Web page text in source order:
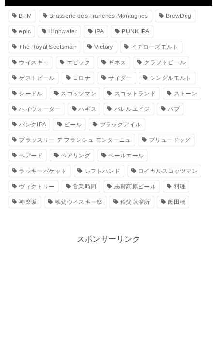
BFM Brasserie des Franches-Montagnes BrewDog
epic Highwater IPA PUNK IPA
The Royal Scotsman Victory イチローズモルト
ウイスキー エピック ギネス クラフトビール
ゲストビール コロナ サイダー シングルモルト
シードル スコッツマン スコットランド ストーン
ハイウォーター ハギス バレルエイジ パブ
パンクIPA ビール ブラックアイル
ブラッスリー デ フランシュ モンターニュ ブリュードッグ
ベアード ペアリング ペールエール
ラッキーバケット レフトハンド ロイヤルスコッツマン
ヴィクトリー 営業時間 志賀高原ビール 料理
神楽坂 秩父ウイスキー祭 秩父蒸溜所 飯田橋
スポンサーリンク